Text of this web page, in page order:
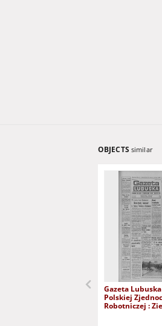
OBJECTS similar
Gazeta
Polskiej
Robotniczej :